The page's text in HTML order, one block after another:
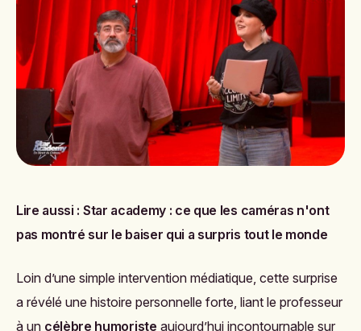
Lire aussi : Star academy : ce que les caméras n'ont
pas montré sur le baiser qui a surpris tout le monde
Loin d’une simple intervention médiatique, cette surprise
a révélé une histoire personnelle forte, liant le professeur
à un célèbre humoriste aujourd’hui incontournable sur